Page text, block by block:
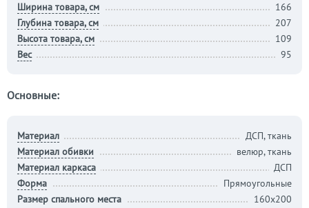
Ширина товара, см
166
Глубина товара, см
207
Высота товара, см
109
Вес
95
Основные:
Материал
ДСП, ткань
Материал обивки
велюр, ткань
Материал каркаса
ДСП
Форма
Прямоугольные
Размер спального места
160х200